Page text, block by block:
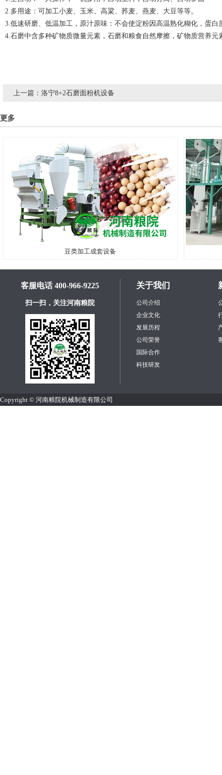
2.多用途：可加工小麦、玉米、高粱、荞麦、燕麦、大豆等等。
3.低速研磨、低温加工，原汁原味：不会使淀粉因高温熟化糊化，蛋
4.石磨中含多种矿物质微量元素，石磨和粮食自然摩擦，矿物质营养
上一篇： 洛宁8+2石磨面粉机设备
更多
豆类加工成套设备
客服电话 400-966-9225
扫一扫，关注河南粮院
关于我们
公司介绍
企业文化
发展历程
公司荣誉
国际合作
科技研发
Copyright © 河南粮院机械制造有限公司